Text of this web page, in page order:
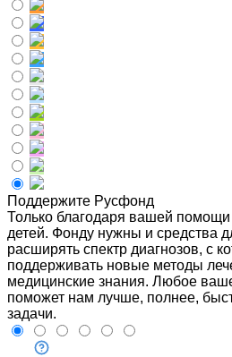
Поддержите Русфонд
Только благодаря вашей
детей. Фонду нужны и средства
расширять спектр диагнозов, с
поддерживать новые методы
медицинские знания. Любое
поможет нам лучше, полнее,
задачи.